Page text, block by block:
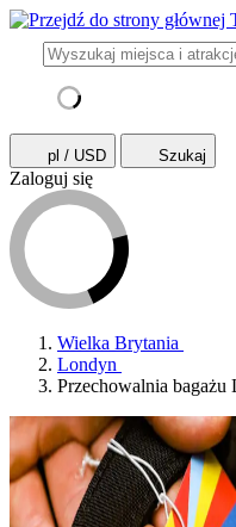
pl / USD Szukaj
Zaloguj się
Wielka Brytania
Londyn
Przechowalnia bagażu